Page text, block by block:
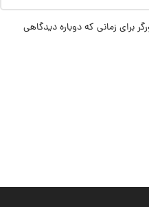
برای زمانی که دوباره دیدگاهی